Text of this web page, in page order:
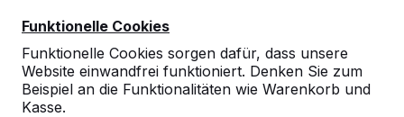
Funktionelle Cookies
Funktionelle Cookies sorgen dafür, dass unsere
Website einwandfrei funktioniert. Denken Sie zum
Beispiel an die Funktionalitäten wie Warenkorb und
Kasse.